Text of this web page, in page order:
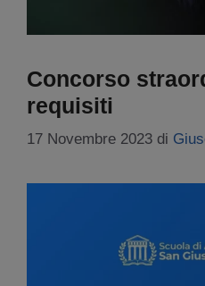
Concorso
requisiti
17 Novembre 2023 di